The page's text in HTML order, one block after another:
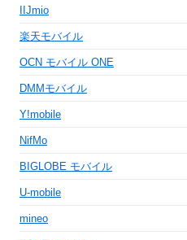
IIJmio
楽天モバイル
OCN モバイル ONE
DMMモバイル
Y!mobile
NifMo
BIGLOBE モバイル
U-mobile
mineo